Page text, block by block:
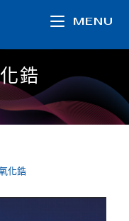
MENU
鋯
化鋯